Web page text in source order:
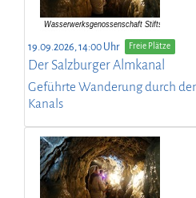
19.09.2026, 14:00 Uhr Freie Plätze
Der Salzburger Almkanal
Geführte Wanderung durch
Kanals